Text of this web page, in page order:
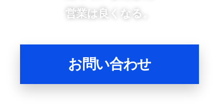
営業は良くなる。
お問い合わせ